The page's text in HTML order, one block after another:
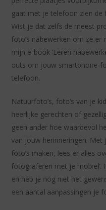
gaat met je telefoon zien de
Wist je dat zelfs de meest
foto’s nabewerken om ze er
mijn e-book ‘Leren
outs om jouw smartphone-
telefoon.
Natuurfoto’s, foto’s van je
heerlijke gerechten of
geen ander hoe waardevol
van jouw herinneringen.
foto’s maken, lees er alles
fotograferen met je
en heb je nog niet het
een aantal aanpassingen je